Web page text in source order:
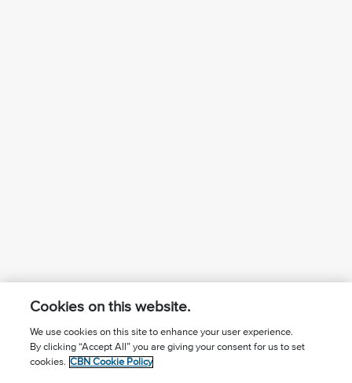
¿Conoces a Jesús?
Suscríbase al boletín
Seguir Mundo Cristiano
Cookies on this website.
We use cookies on this site to enhance your user experience.
By clicking “Accept All” you are giving your consent for us to set
cookies. CBN Cookie Policy